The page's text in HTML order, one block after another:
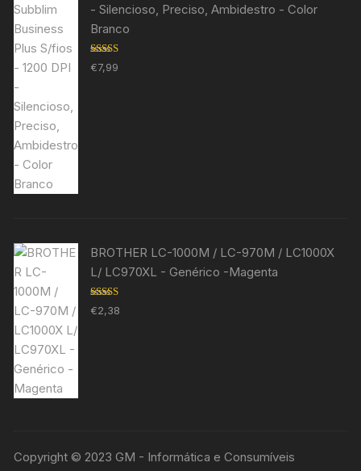
- Silencioso, Preciso, Ambidestro - Color
Branco
Avaliação
5.00de 5
€7,99
BROTHER LC-1000M / LC-970M / LC1000X
L/ LC970XL - Genérico -Magenta
Avaliação
5.00de 5
€2,38
Copyright © 2023 GM - Informática e Consumíveis